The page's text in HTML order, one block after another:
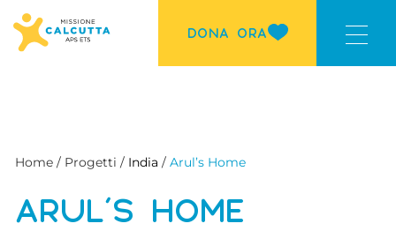
DONA ORA
Home / Progetti / India /Arul’s Home
ARUL’S HOME